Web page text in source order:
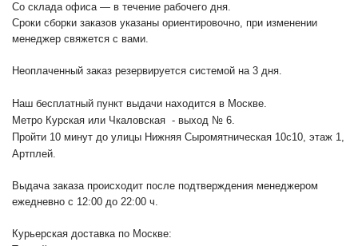
Со склада офиса — в течение рабочего дня.
Сроки сборки заказов указаны ориентировочно, при изменении
менеджер свяжется с вами.
Неоплаченный заказ резервируется системой на 3 дня.
Наш бесплатный пункт выдачи находится в Москве.
Метро Курская или Чкаловская - выход № 6.
Пройти 10 минут до улицы Нижняя Сыромятническая 10с10, этаж 1,
Артплей.
Выдача заказа происходит после подтверждения менеджером
ежедневно с 12:00 до 22:00 ч.
Курьерская доставка по Москве: